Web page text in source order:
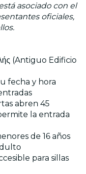
asociado con el
oficiales,
(Antiguo Edificio
fecha y hora
abren 45
la entrada
de 16 años
para sillas